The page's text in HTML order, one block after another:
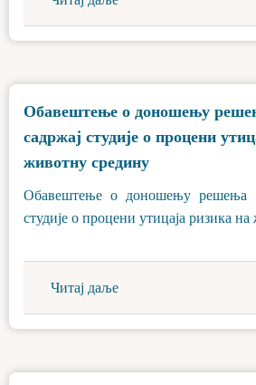
Обавештење о доношењу
садржај студије о процени
животну средину
Обавештење о доношењу решења
студије о процени утицаја ризика
Читај даље